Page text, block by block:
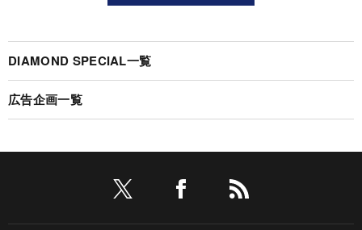
DIAMOND SPECIAL一覧
広告企画一覧